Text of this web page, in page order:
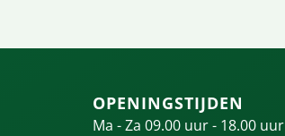
OPENINGSTIJDEN
Ma - Za 09.00 uur - 18.00 uur